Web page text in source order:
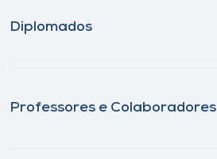
Diplomados
Professores e Colaboradores